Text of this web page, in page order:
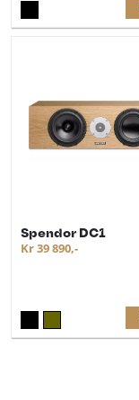
Spendor DC1
Kr 39 890,-